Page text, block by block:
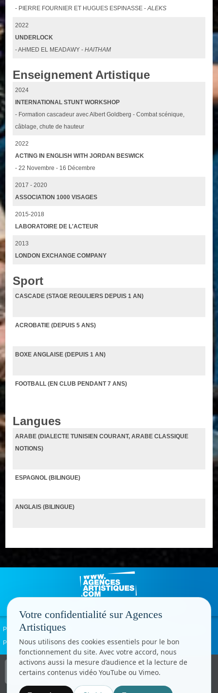
- PIERRE FOURNIER ET HUGUES ESPINASSE -ALEKS
2022
UNDERLOCK
- AHMED EL MEADAWY -HAITHAM
Enseignement Artistique
2024
INTERNATIONAL STUNT WORKSHOP
- Formation cascadeur avec Albert Goldberg - Combat scénique,
câblage, chute de hauteur
2022
ACTING IN ENGLISH WITH JORDAN BESWICK
- 22 Novembre - 16 Décembre
2017 - 2020
ASSOCIATION 1000 VISAGES
2015-2018
LABORATOIRE DE L'ACTEUR
2013
LONDON EXCHANGE COMPANY
Sport
CASCADE (STAGE REGULIERS DEPUIS 1 AN)
ACROBATIE (DEPUIS 5 ANS)
BOXE ANGLAISE (DEPUIS 1 AN)
FOOTBALL (EN CLUB PENDANT 7 ANS)
Langues
ARABE (DIALECTE TUNISIEN COURANT, ARABE CLASSIQUE
NOTIONS)
ESPAGNOL (BILINGUE)
ANGLAIS (BILINGUE)
Politique de confidentialité
Paramètres cookies
Copyright © CC.Comunication
Tous droits réservés
Votre confidentialité sur Agences
Artistiques
Nous utilisons des cookies essentiels pour le bon
fonctionnement du site. Avec votre accord, nous
activons aussi la mesure d’audience et la lecture de
certains contenus vidéo YouTube ou Vimeo.